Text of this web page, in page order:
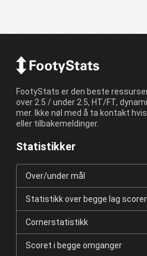
FootyStats er den beste
over 2.5 / under 2.5, HT/FT,
mer. Ikke nøl med å ta kontakt
eller tilbakemeldinger.
Statistikker
Over/under mål
Statistikk over begge lag scorer
Cornerstatistikk
Scoret i begge omganger